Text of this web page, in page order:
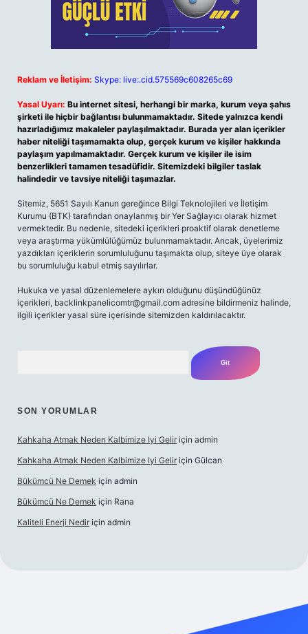
Reklam ve İletişim: Skype: live:.cid.575569c608265c69
Yasal Uyarı: Bu internet sitesi, herhangi bir marka, kurum veya şahıs
şirketi ile hiçbir bağlantısı bulunmamaktadır. Sitede yalnızca kendi
hazırladığımız makaleler paylaşılmaktadır. Burada yer alan içerikler
haber niteliği taşımamakta olup, gerçek kurum ve kişiler hakkında
paylaşım yapılmamaktadır. Gerçek kurum ve kişiler ile isim
benzerlikleri tamamen tesadüfidir. Sitemizdeki bilgiler taslak
halindedir ve tavsiye niteliği taşımazlar.
Sitemiz, 5651 Sayılı Kanun gereğince Bilgi Teknolojileri ve İletişim
Kurumu (BTK) tarafından onaylanmış bir Yer Sağlayıcı olarak hizmet
vermektedir. Bu nedenle, sitedeki içerikleri proaktif olarak denetleme
veya araştırma yükümlülüğümüz bulunmamaktadır. Ancak, üyelerimiz
yazdıkları içeriklerin sorumluluğunu taşımakta olup, siteye üye olarak
bu sorumluluğu kabul etmiş sayılırlar.
Hukuka ve yasal düzenlemelere aykırı olduğunu düşündüğünüz
içerikleri, backlinkpanelicomtr@gmail.com adresine bildirmeniz halinde,
ilgili içerikler yasal süre içerisinde sitemizden kaldırılacaktır.
SON YORUMLAR
Kahkaha Atmak Neden Kalbimize Iyi Gelir için admin
Kahkaha Atmak Neden Kalbimize Iyi Gelir için Gülcan
Bükümcü Ne Demek için admin
Bükümcü Ne Demek için Rana
Kaliteli Enerji Nedir için admin